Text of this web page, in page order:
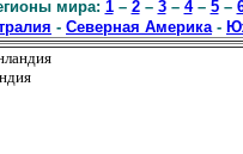
мира: 1– 2– 3– 4– 5–
- Северная Америка-